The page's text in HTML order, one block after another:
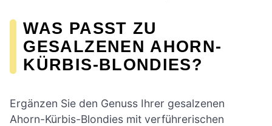
WAS PASST ZU
GESALZENEN AHORN-
KÜRBIS-BLONDIES?
Ergänzen Sie den Genuss Ihrer gesalzenen
Ahorn-Kürbis-Blondies mit verführerischen